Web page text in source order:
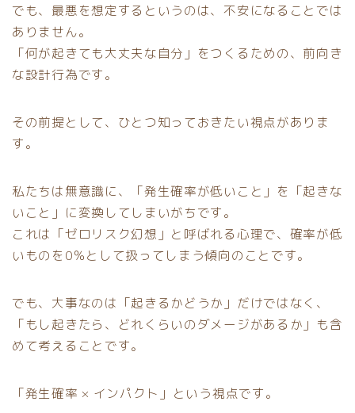
でも、最悪を想定するというのは、不安になることでは
ありません。
「何が起きても大丈夫な自分」をつくるための、前向き
な設計行為です。
その前提として、ひとつ知っておきたい視点がありま
す。
私たちは無意識に、「発生確率が低いこと」を「起きな
いこと」に変換してしまいがちです。
これは「ゼロリスク幻想」と呼ばれる心理で、確率が低
いものを0％として扱ってしまう傾向のことです。
でも、大事なのは「起きるかどうか」だけではなく、
「もし起きたら、どれくらいのダメージがあるか」も含
めて考えることです。
「発生確率 × インパクト」という視点です。